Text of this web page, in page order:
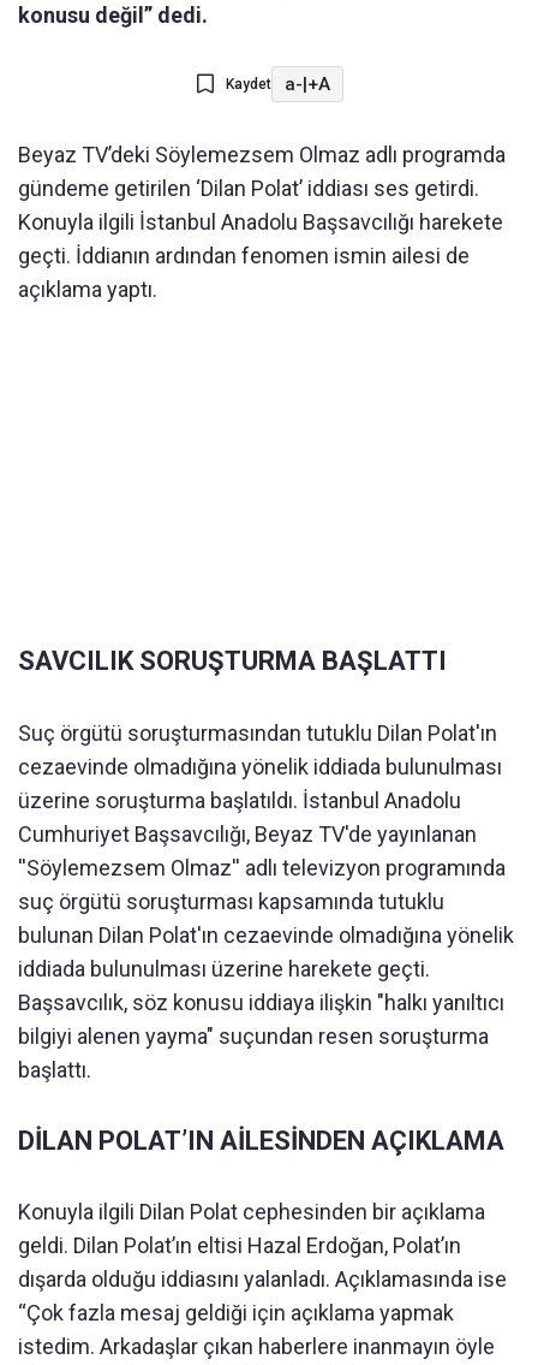
konusu değil” dedi.
Kaydet a-|+A
Beyaz TV’deki Söylemezsem Olmaz adlı programda
gündeme getirilen ‘Dilan Polat’ iddiası ses getirdi.
Konuyla ilgili İstanbul Anadolu Başsavcılığı harekete
geçti. İddianın ardından fenomen ismin ailesi de
açıklama yaptı.
SAVCILIK SORUŞTURMA BAŞLATTI
Suç örgütü soruşturmasından tutuklu Dilan Polat'ın
cezaevinde olmadığına yönelik iddiada bulunulması
üzerine soruşturma başlatıldı. İstanbul Anadolu
Cumhuriyet Başsavcılığı, Beyaz TV'de yayınlanan
''Söylemezsem Olmaz'' adlı televizyon programında
suç örgütü soruşturması kapsamında tutuklu
bulunan Dilan Polat'ın cezaevinde olmadığına yönelik
iddiada bulunulması üzerine harekete geçti.
Başsavcılık, söz konusu iddiaya ilişkin "halkı yanıltıcı
bilgiyi alenen yayma" suçundan resen soruşturma
başlattı.
DİLAN POLAT’IN AİLESİNDEN AÇIKLAMA
Konuyla ilgili Dilan Polat cephesinden bir açıklama
geldi. Dilan Polat’ın eltisi Hazal Erdoğan, Polat’ın
dışarda olduğu iddiasını yalanladı. Açıklamasında ise
“Çok fazla mesaj geldiği için açıklama yapmak
istedim. Arkadaşlar çıkan haberlere inanmayın öyle